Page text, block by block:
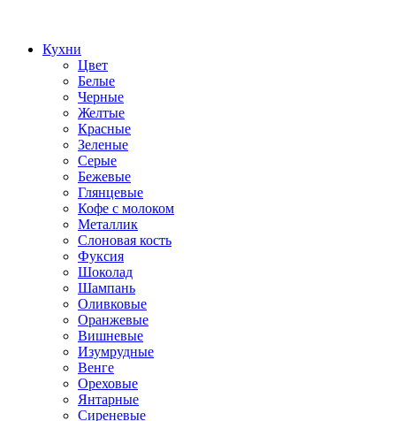
Кухни
Цвет
Белые
Черные
Желтые
Красные
Зеленые
Серые
Бежевые
Глянцевые
Кофе с молоком
Металлик
Слоновая кость
Фуксия
Шоколад
Шампань
Оливковые
Оранжевые
Вишневые
Изумрудные
Венге
Ореховые
Янтарные
Сиреневые